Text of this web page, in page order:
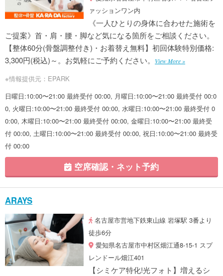
ァッションワン内
《一人ひとりの身体に合わせた施術を
ご提案》首・肩・腰・脚など気になる箇所をご相談ください。
【整体60分(骨盤調整付き)・お着替え無料】初回体験特別価格:
3,300円(税込)～。お気軽にご予約ください。
View More »
※情報提供元：EPARK
日曜日:10:00〜21:00 最終受付 00:00, 月曜日:10:00〜21:00 最終受付 00:0
0, 火曜日:10:00〜21:00 最終受付 00:00, 水曜日:10:00〜21:00 最終受付 0
0:00, 木曜日:10:00〜21:00 最終受付 00:00, 金曜日:10:00〜21:00 最終受
付 00:00, 土曜日:10:00〜21:00 最終受付 00:00, 祝日:10:00〜21:00 最終受
付 00:00
空席確認・ネット予約
ARAYS
名古屋市営地下鉄東山線 岩塚駅 3番より
徒歩6分
愛知県名古屋市中村区畑江通8-15-1 スプ
レンドール畑江401
【シミケア特化!光フォト】増えるシ